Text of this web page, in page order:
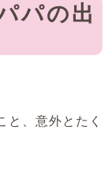
パの出
と、意外とたく